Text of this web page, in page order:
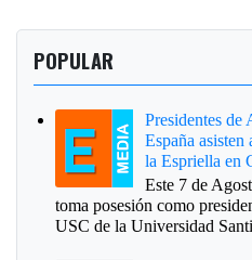
POPULAR
Presidentes
España
la Espriella en
Este 7 de
toma posesión como
USC de la Universidad